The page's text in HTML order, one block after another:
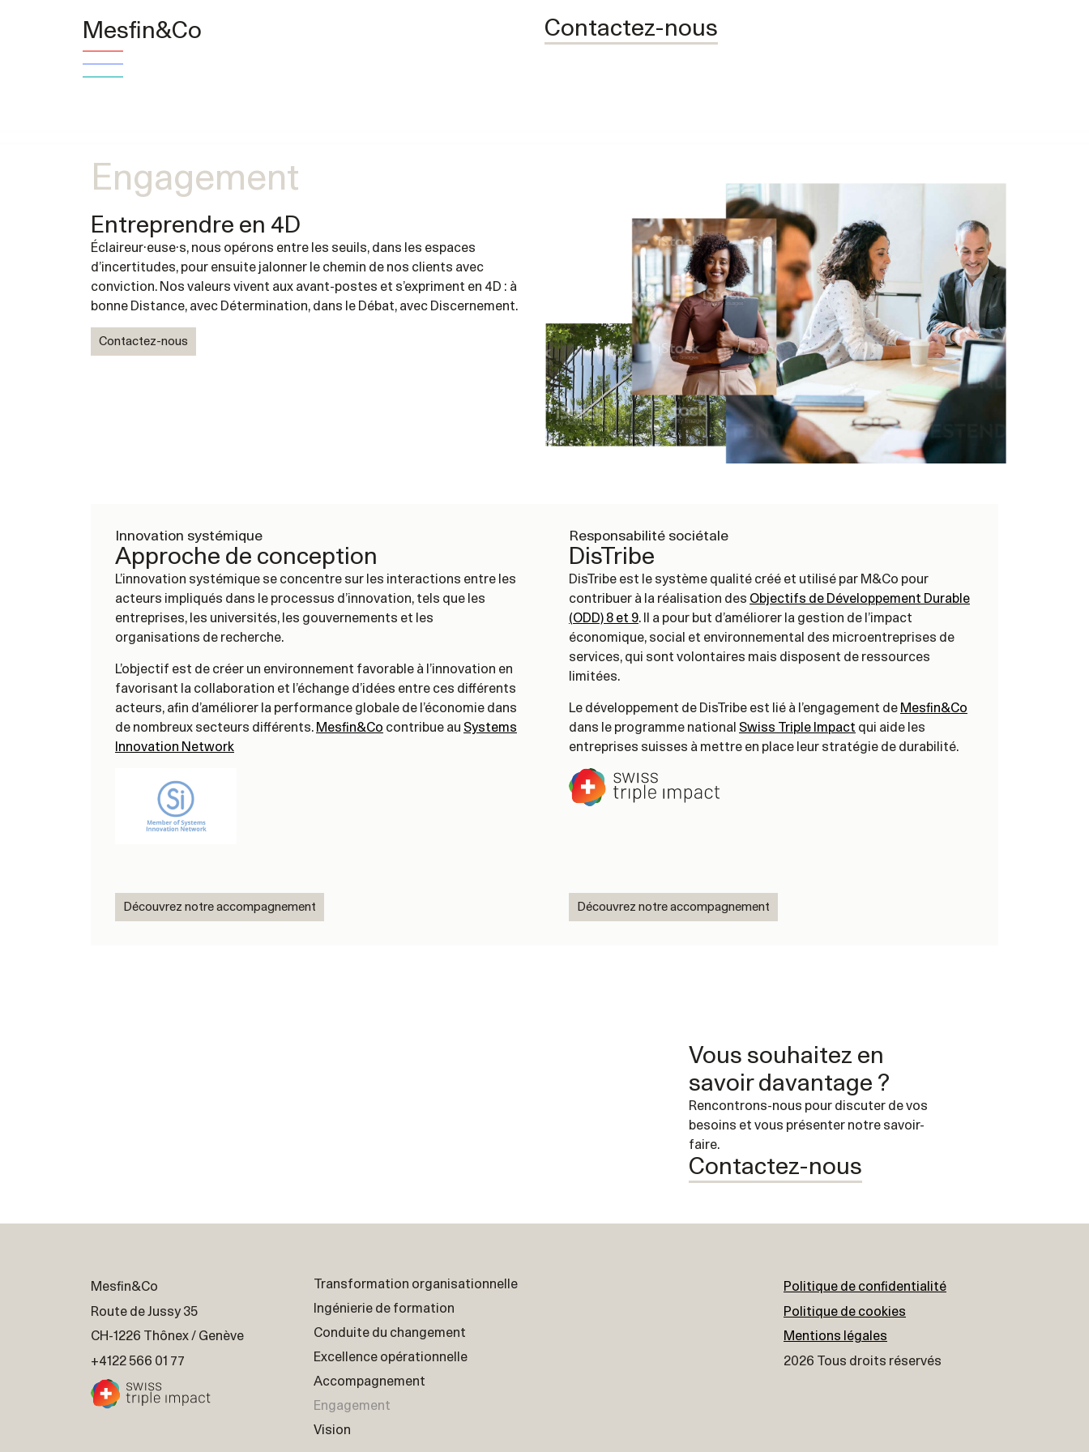
Mesfin&Co Contactez-nous
Engagement
Entreprendre en 4D
Éclaireur·euse·s, nous opérons entre les seuils, dans les espaces
d’incertitudes, pour ensuite jalonner le chemin de nos clients avec
conviction. Nos valeurs vivent aux avant-postes et s’expriment en 4D : à
bonne Distance, avec Détermination, dans le Débat, avec Discernement.
Contactez-nous
Innovation systémique
Approche de conception
L’innovation systémique se concentre sur les interactions entre les
acteurs impliqués dans le processus d’innovation, tels que les
entreprises, les universités, les gouvernements et les
organisations de recherche.
L’objectif est de créer un environnement favorable à l’innovation en
favorisant la collaboration et l’échange d’idées entre ces différents
acteurs, afin d’améliorer la performance globale de l’économie dans
de nombreux secteurs différents. Mesfin&Co contribue au Systems
Innovation Network
Découvrez notre accompagnement
Responsabilité sociétale
DisTribe
DisTribe est le système qualité créé et utilisé par M&Co pour
contribuer à la réalisation des Objectifs de Développement Durable
(ODD) 8 et 9. Il a pour but d’améliorer la gestion de l’impact
économique, social et environnemental des microentreprises de
services, qui sont volontaires mais disposent de ressources
limitées.
Le développement de DisTribe est lié à l’engagement de Mesfin&Co
dans le programme national Swiss Triple Impact qui aide les
entreprises suisses à mettre en place leur stratégie de durabilité.
Découvrez notre accompagnement
Vous souhaitez en
savoir davantage ?
Rencontrons-nous pour discuter de vos
besoins et vous présenter notre savoir-
faire.
Contactez-nous
Mesfin&Co
Route de Jussy 35
CH-1226 Thônex / Genève
+4122 566 01 77
Transformation organisationnelle
Ingénierie de formation
Conduite du changement
Excellence opérationnelle
Accompagnement
Engagement
Vision
Politique de confidentialité
Politique de cookies
Mentions légales
2026 Tous droits réservés